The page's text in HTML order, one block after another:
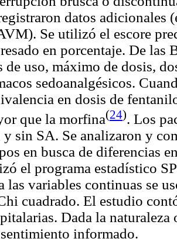
datos adicionales
Se utilizó el escore
en porcentaje. De las
de uso, máximo de dosis,
sedoanalgésicos.
en dosis de
que la morfina(24). Los
y sin SA. Se analizaron y
en busca de diferencias
el programa estadístico
las variables continuas se
cuadrado. El estudio
Dada la naturaleza
informado.